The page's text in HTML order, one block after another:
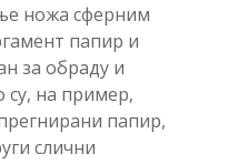
ножа сферним
папир и
за обраду и
су, на пример,
папир,
слични